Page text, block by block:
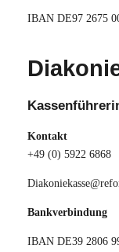
IBAN DE97 2675
Kontakt
+49 (0) 5922 6868
Bankverbindung
IBAN DE39 2806